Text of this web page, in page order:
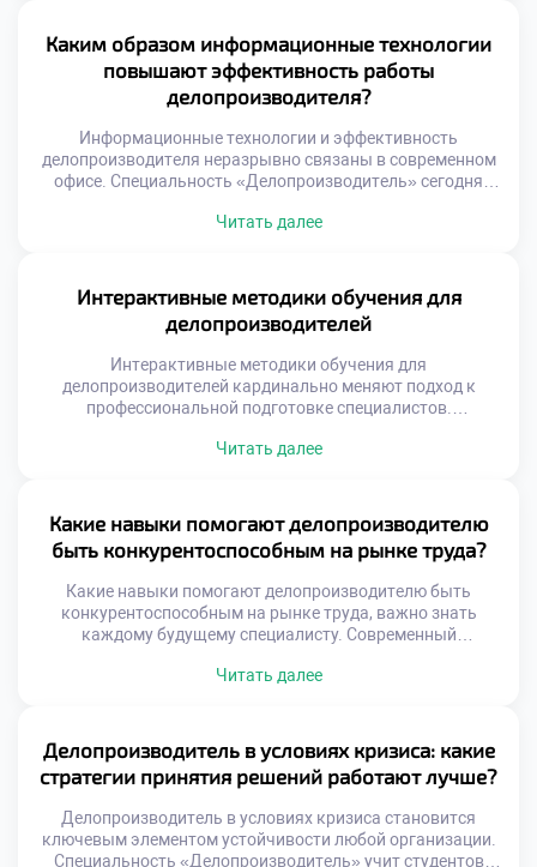
настоящего эксперта от простого технического
исполнителя. Стандарты обеспечивают юридическую
значимость и единообразие документации организации.
Они создают единое информационное пространство для
Каким образом информационные технологии
повышают эффективность работы
делопроизводителя?
Информационные технологии и эффективность
делопроизводителя неразрывно связаны в современном
офисе. Специальность «Делопроизводитель» сегодня
инструментами. Компьютерные системы
решают поступить учиться в московский техникум ради
освоения передовых программных комплексов. Учебный
процесс включает интенсивную практику в реальных
информационных средах. Студенты учатся управлять
документами с […]
Читать далее
Интерактивные методики обучения для
делопроизводителей
Интерактивные методики обучения для
делопроизводителей кардинально меняют подход к
профессиональной подготовке специалистов.
вовлечению студентов в процесс. Будущий эксперт не
алгоритмов работы с документами. Практический опыт
формируется еще до выхода на реальное рабочее место.
Активность студента становится главным […]
Читать далее
Какие навыки помогают делопроизводителю
быть конкурентоспособным на рынке труда?
Какие навыки помогают делопроизводителю быть
конкурентоспособным на рынке труда, важно знать
каждому будущему специалисту. Современный
операций, а универсального сотрудника. Конкуренция за
кандидата среди сотен других соискателей. Рынок труда
динамично меняется под влиянием цифровых технологий
и новых стандартов. […]
Читать далее
Делопроизводитель в условиях кризиса: какие
стратегии принятия решений работают лучше?
Делопроизводитель в условиях кризиса становится
ключевым элементом устойчивости любой организации.
Специальность «Делопроизводитель» учит студентов